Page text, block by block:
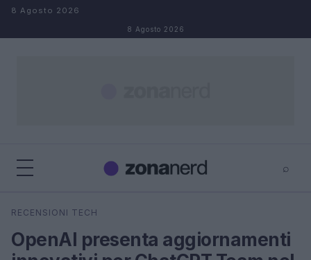
Salta al contenuto
8 Agosto 2026
8 Agosto 2026
⌕
Cerca
RECENSIONI TECH
OpenAI presenta aggiornamenti